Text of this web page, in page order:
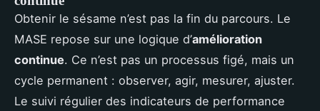
Obtenir le sésame n’est pas la fin du parcours. Le
MASE repose sur une logique d’amélioration
continue. Ce n’est pas un processus figé, mais un
cycle permanent : observer, agir, mesurer, ajuster.
Le suivi régulier des indicateurs de performance